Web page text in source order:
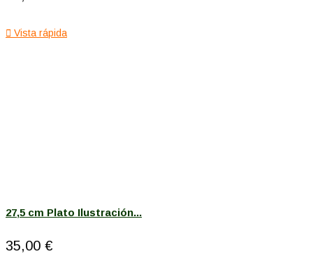
 Vista rápida
27,5 cm Plato Ilustración...
35,00 €